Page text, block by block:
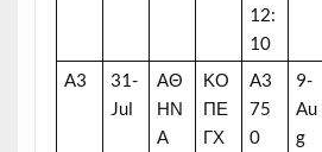
12:
10
A3
31-
Jul
ΑΘ
ΗΝ
Α
ΚΟ
ΠΕ
ΓΧ
A3
75
0
9-
Au
g